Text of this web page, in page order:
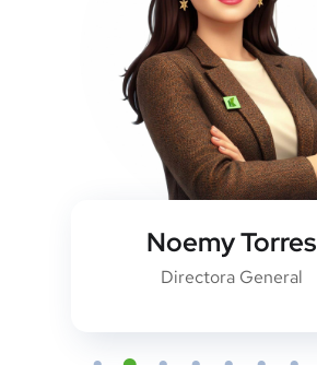
Noemy Torres
Directora General